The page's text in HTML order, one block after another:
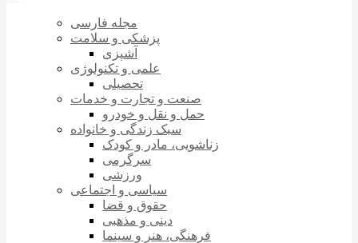
مجله فارسی
پزشکی و سلامت
آشپزی
علمی و تکنولوژی
تحصیلی
صنعت و تجارت و خدمات
حمل و نقل و خودرو
سبک زندگی و خانواده
زناشویی، مادر و کودک
سرگرمی
ورزشی
سیاسی و اجتماعی
حقوق و قضا
دینی و مذهبی
فرهنگی، هنر و سینما